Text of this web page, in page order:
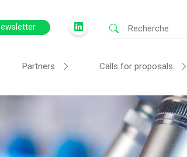
Partners Calls for proposals